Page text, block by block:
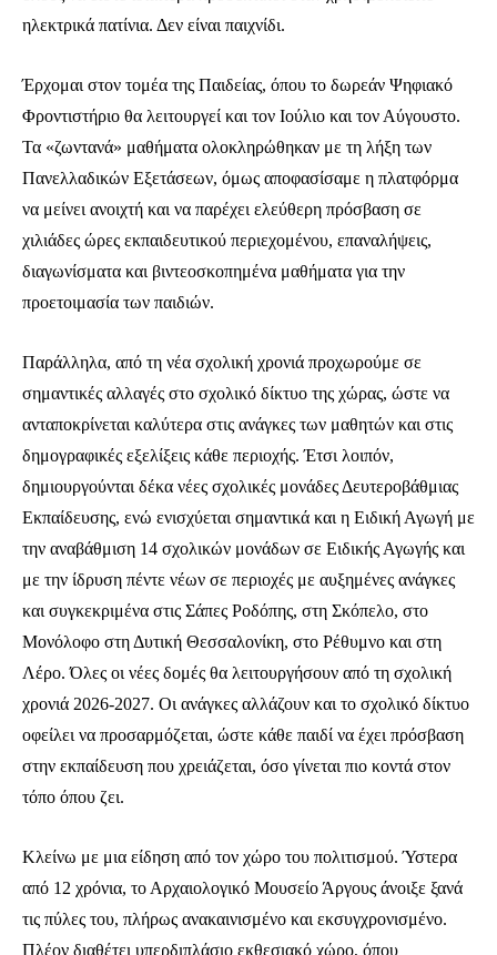
ηλεκτρικά πατίνια. Δεν είναι παιχνίδι.
Έρχομαι στον τομέα της Παιδείας, όπου το δωρεάν Ψηφιακό
Φροντιστήριο θα λειτουργεί και τον Ιούλιο και τον Αύγουστο.
Τα «ζωντανά» μαθήματα ολοκληρώθηκαν με τη λήξη των
Πανελλαδικών Εξετάσεων, όμως αποφασίσαμε η πλατφόρμα
να μείνει ανοιχτή και να παρέχει ελεύθερη πρόσβαση σε
χιλιάδες ώρες εκπαιδευτικού περιεχομένου, επαναλήψεις,
διαγωνίσματα και βιντεοσκοπημένα μαθήματα για την
προετοιμασία των παιδιών.
Παράλληλα, από τη νέα σχολική χρονιά προχωρούμε σε
σημαντικές αλλαγές στο σχολικό δίκτυο της χώρας, ώστε να
ανταποκρίνεται καλύτερα στις ανάγκες των μαθητών και στις
δημογραφικές εξελίξεις κάθε περιοχής. Έτσι λοιπόν,
δημιουργούνται δέκα νέες σχολικές μονάδες Δευτεροβάθμιας
Εκπαίδευσης, ενώ ενισχύεται σημαντικά και η Ειδική Αγωγή με
την αναβάθμιση 14 σχολικών μονάδων σε Ειδικής Αγωγής και
με την ίδρυση πέντε νέων σε περιοχές με αυξημένες ανάγκες
και συγκεκριμένα στις Σάπες Ροδόπης, στη Σκόπελο, στο
Μονόλοφο στη Δυτική Θεσσαλονίκη, στο Ρέθυμνο και στη
Λέρο. Όλες οι νέες δομές θα λειτουργήσουν από τη σχολική
χρονιά 2026-2027. Οι ανάγκες αλλάζουν και το σχολικό δίκτυο
οφείλει να προσαρμόζεται, ώστε κάθε παιδί να έχει πρόσβαση
στην εκπαίδευση που χρειάζεται, όσο γίνεται πιο κοντά στον
τόπο όπου ζει.
Κλείνω με μια είδηση από τον χώρο του πολιτισμού. Ύστερα
από 12 χρόνια, το Αρχαιολογικό Μουσείο Άργους άνοιξε ξανά
τις πύλες του, πλήρως ανακαινισμένο και εκσυγχρονισμένο.
Πλέον διαθέτει υπερδιπλάσιο εκθεσιακό χώρο, όπου